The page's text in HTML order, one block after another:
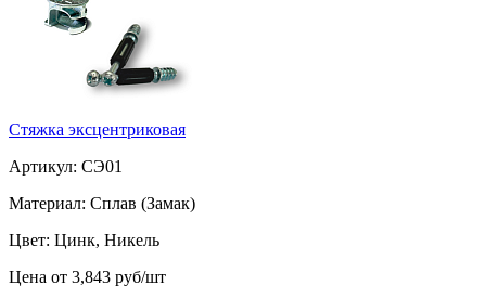
Стяжка эксцентриковая
Артикул: СЭ01
Материал: Сплав (Замак)
Цвет: Цинк, Никель
Цена от 3,843 руб/шт